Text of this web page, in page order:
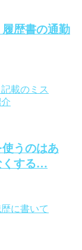
歴書の通勤
うのはあ
くする…